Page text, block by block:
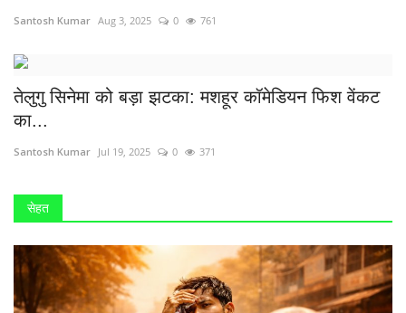
Santosh Kumar Aug 3, 2025 0 761
तेलुगु सिनेमा को बड़ा झटका: मशहूर कॉमेडियन फिश वेंकट
का...
Santosh Kumar Jul 19, 2025 0 371
सेहत